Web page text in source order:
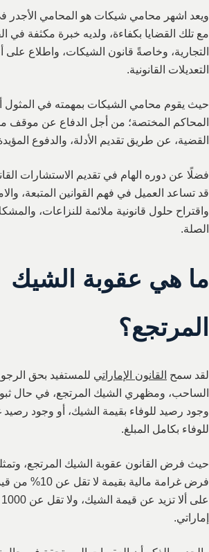
ويعد اشهر محامي شيكات هو المحامي الأجدر
مع تلك القضايا بكفاءة، ولديه خبرة مكثفة في
التجارية، وخاصةً قانون الشيكات، واطلاع على
التعديلات القانونية.
حيث يقوم محامي الشيكات بمهمته في المثول
المحاكم المختصة؛ من أجل الدفاع عن موقف
القضية، عن طريق تقديم الأدلة، والدفوع
فضلًا عن دوره الهام في تقديم الاستشارات
قد تساعد العميل في فهم القوانين المتبعة،
واقتراح حلول قانونية ملائمة للنزاعات،
الصلة.
ما هي عقوبة الشيك
المرتجع؟
لقد سمح القانون الإماراتي للمستفيد بحق
الساحب، ومظهري الشيك المرتجع، في حال
وجود رصيد للوفاء بقيمة الشيك، أو وجود رصيد
للوفاء بكامل المبلغ.
حيث فرض القانون عقوبة الشيك المرتجع،
فرض غرامة مالية بقيمة
إماراتي.